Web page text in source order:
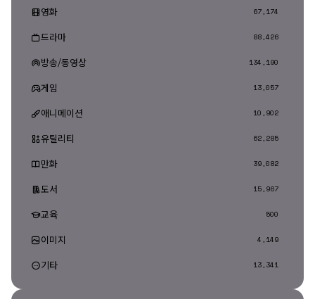
영화 67,174
드라마 88,426
방송/동영상 134,190
게임 13,057
애니메이션 10,902
유틸리티 62,285
만화 39,082
도서 15,967
교육 500
이미지 4,149
기타 13,341